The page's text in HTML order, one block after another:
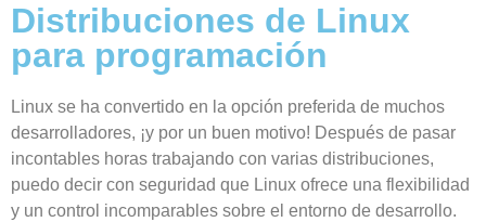
Distribuciones de Linux
para programación
Linux se ha convertido en la opción preferida de muchos
desarrolladores, ¡y por un buen motivo! Después de pasar
incontables horas trabajando con varias distribuciones,
puedo decir con seguridad que Linux ofrece una flexibilidad
y un control incomparables sobre el entorno de desarrollo.